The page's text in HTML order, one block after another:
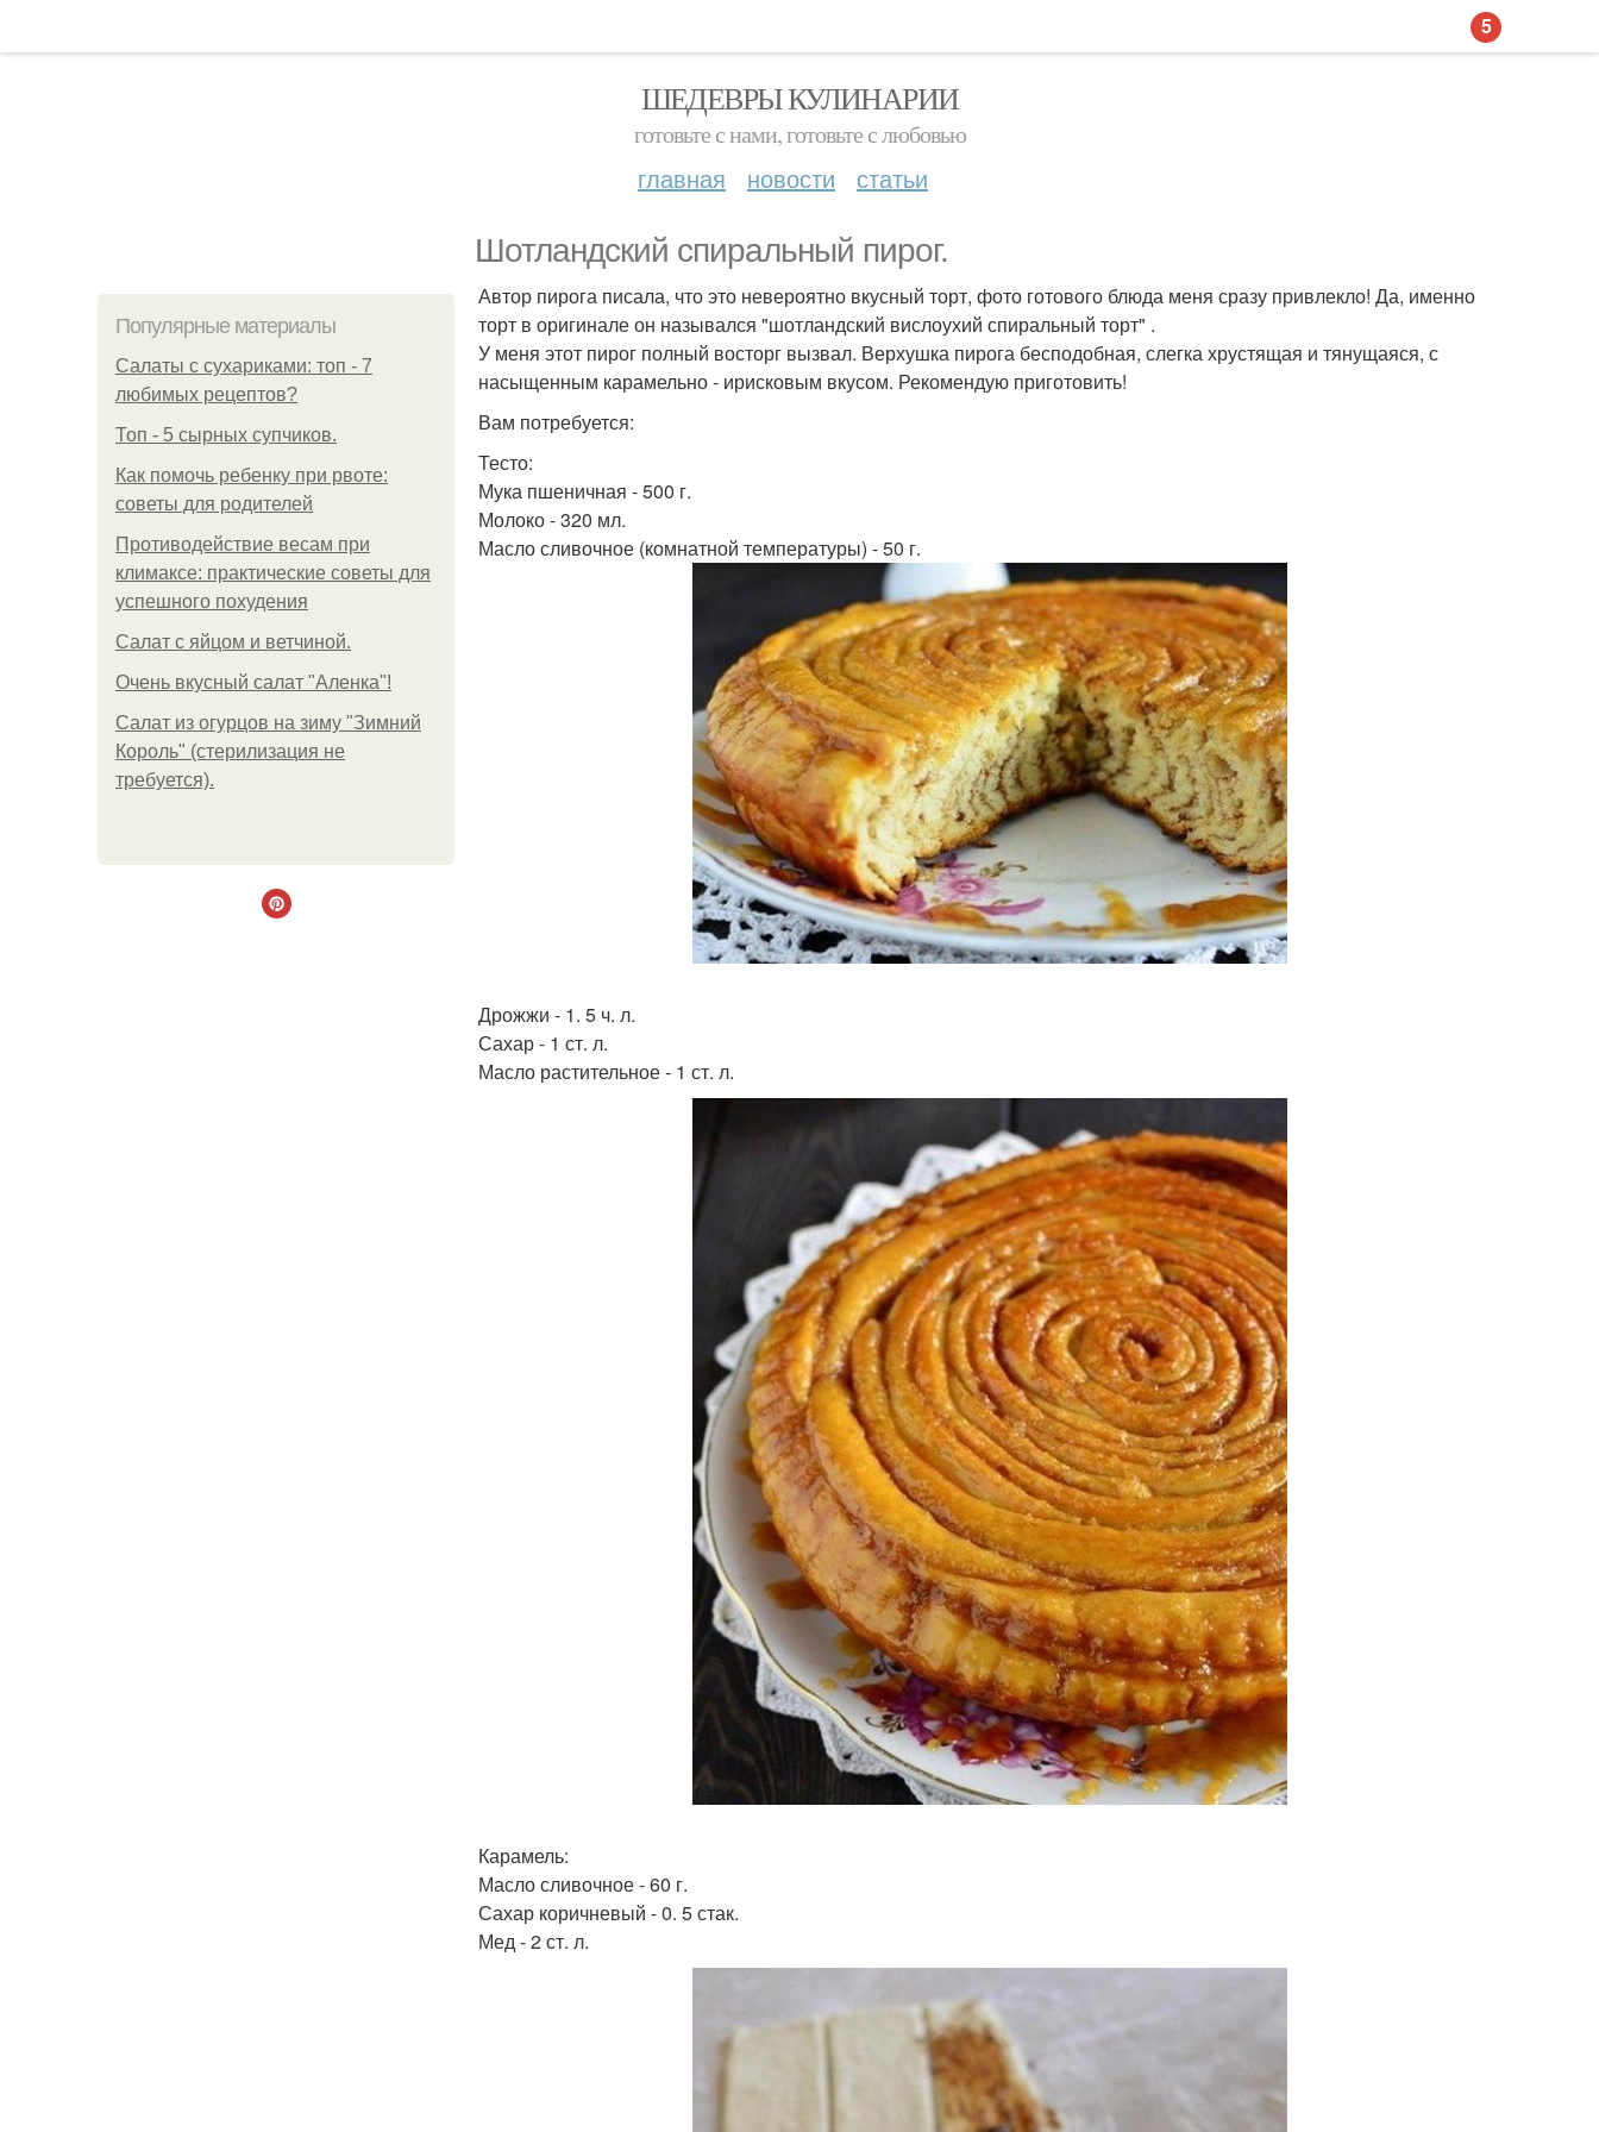
ШЕДЕВРЫ КУЛИНАРИИ
готовьте с нами, готовьте с любовью
главная новости статьи
Шотландский спиральный пирог.
Популярные материалы
Салаты с сухариками: топ - 7
любимых рецептов?
Топ - 5 сырных супчиков.
Как помочь ребенку при рвоте:
советы для родителей
Противодействие весам при
климаксе: практические советы для
успешного похудения
Салат с яйцом и ветчиной.
Очень вкусный салат "Аленка"!
Салат из огурцов на зиму "Зимний
Король" (стерилизация не
требуется).
Автор пирога писала, что это невероятно вкусный торт, фото готового блюда меня сразу привлекло! Да, именно
торт в оригинале он назывался "шотландский вислоухий спиральный торт" .
У меня этот пирог полный восторг вызвал. Верхушка пирога бесподобная, слегка хрустящая и тянущаяся, с
насыщенным карамельно - ирисковым вкусом. Рекомендую приготовить!
Вам потребуется:
Тесто:
Мука пшеничная - 500 г.
Молоко - 320 мл.
Масло сливочное (комнатной температуры) - 50 г.
Дрожжи - 1. 5 ч. л.
Сахар - 1 ст. л.
Масло растительное - 1 ст. л.
Карамель:
Масло сливочное - 60 г.
Сахар коричневый - 0. 5 стак.
Мед - 2 ст. л.
5